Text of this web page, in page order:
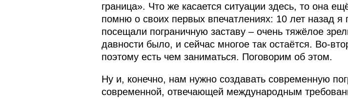
граница». Что же касается ситуации здесь, то она
помню о своих первых впечатлениях: 10 лет назад
посещали пограничную заставу – очень тяжёлое
давности было, и сейчас многое так остаётся.
поэтому есть чем заниматься. Поговорим об этом.
Ну и, конечно, нам нужно создавать современную
современной, отвечающей международным